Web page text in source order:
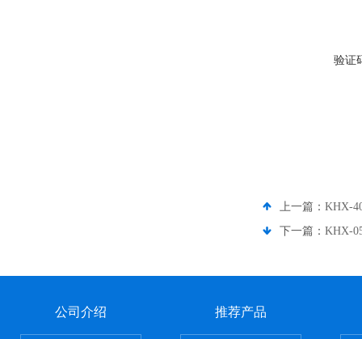
验证
上一篇： KHX-
下一篇： KHX-
公司介绍 推荐产品